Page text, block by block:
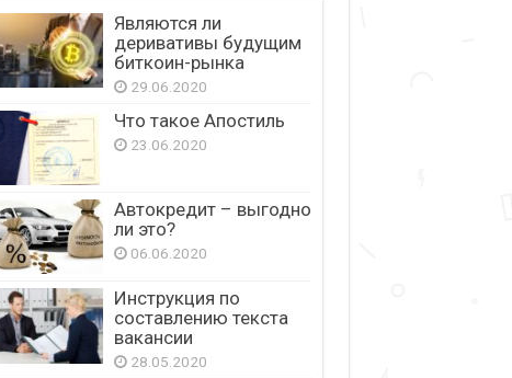
Являются ли
деривативы будущим
биткоин-рынка
29.06.2020
Что такое Апостиль
23.06.2020
Автокредит – выгодно
ли это?
06.06.2020
Инструкция по
составлению текста
вакансии
28.05.2020